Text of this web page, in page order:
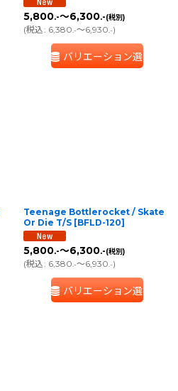
5,800.-～6,300.-(税別)
(税込: 6,380.-～6,930.-)
バリエーション選択
Teenage Bottlerocket / Skate
Or Die T/S [BFLD-120]
5,800.-～6,300.-(税別)
(税込: 6,380.-～6,930.-)
バリエーション選択